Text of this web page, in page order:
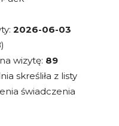
2026-06-03
wizytę: 89
skreśliła z listy
świadczenia